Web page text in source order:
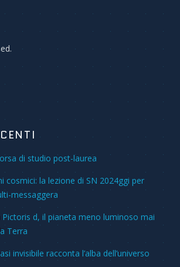
di studio post-laurea
cosmici: la lezione di SN 2024ggi per
messaggera
Pictoris d, il pianeta meno luminoso mai
Terra
invisibile racconta l’alba dell’universo